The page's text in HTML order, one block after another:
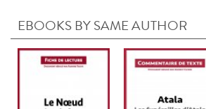
EBOOKS BY SAME AUTHOR